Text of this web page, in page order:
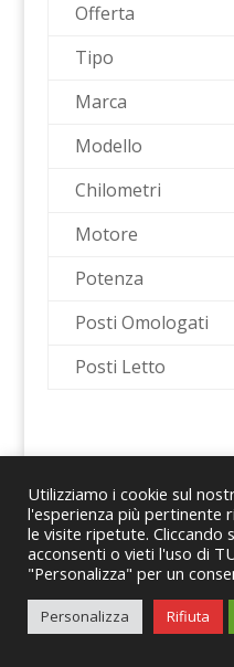
Offerta
Tipo
Marca
Modello
Chilometri
Motore
Potenza
Posti Omologati
Posti Letto
© 2024 Romano
Utilizziamo i cookie sul
l'esperienza più pertinente
le visite ripetute.
acconsenti o vieti l'uso di
"Personalizza" per un
Personalizza Rifiuta